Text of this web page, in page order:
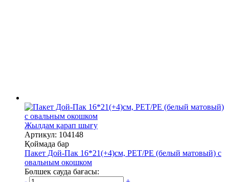
Жылдам қарап шығу
Артикул: 104148
Қоймада бар
Пакет Дой-Пак 16*21(+4)см, PET/PE (белый матовый) с
овальным окошком
Бөлшек сауда бағасы: